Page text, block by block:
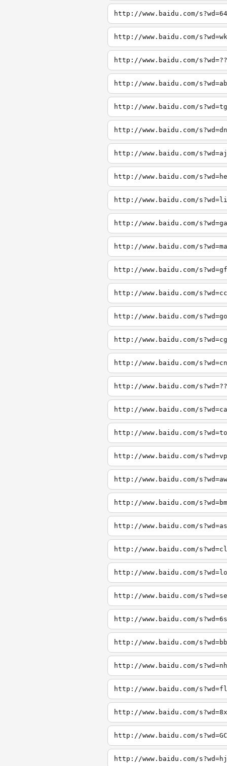
http://www.baidu.com/s?wd=64
http://www.baidu.com/s?wd=wk
http://www.baidu.com/s?wd=??
http://www.baidu.com/s?wd=ab
http://www.baidu.com/s?wd=tg
http://www.baidu.com/s?wd=dn
http://www.baidu.com/s?wd=aj
http://www.baidu.com/
http://www.baidu.com/
http://www.baidu.com/
http://www.baidu.com/
http://www.baidu.com/
http://www.baidu.com/
http://www.baidu.com/
http://www.baidu.com/
http://www.baidu.com/
http://www.baidu.com/
http://www.baidu.com/
http://www.baidu.com/
http://www.baidu.com/
http://www.baidu.com/
http://www.baidu.com/
http://www.baidu.com/
http://www.baidu.com/
http://www.baidu.com/
http://www.baidu.com/
http://www.baidu.com/
http://www.baidu.com/
http://www.baidu.com/
http://www.baidu.com/
http://www.baidu.com/
http://www.baidu.com/
http://www.baidu.com/